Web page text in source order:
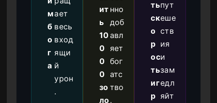
м
б
о
г
а
ает
весь
вход
ящи
й
урон
.
ит
ь
10
0
0
0
зо
ло
нно
доб
авл
яет
бог
атс
тво
.
ть
ск
о
р
ос
ть
иг
р
пут
еше
ств
ия
и
зам
едл
яйт